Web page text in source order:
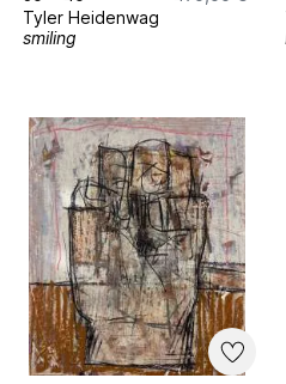
Tyler Heidenwag
smiling